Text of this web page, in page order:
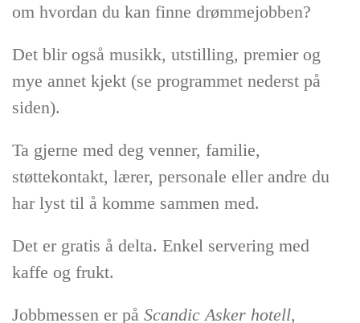
om hvordan du kan finne drømmejobben?
Det blir også musikk, utstilling, premier og
mye annet kjekt (se programmet nederst på
siden).
Ta gjerne med deg venner, familie,
støttekontakt, lærer, personale eller andre du
har lyst til å komme sammen med.
Det er gratis å delta. Enkel servering med
kaffe og frukt.
Jobbmessen er på Scandic Asker hotell,